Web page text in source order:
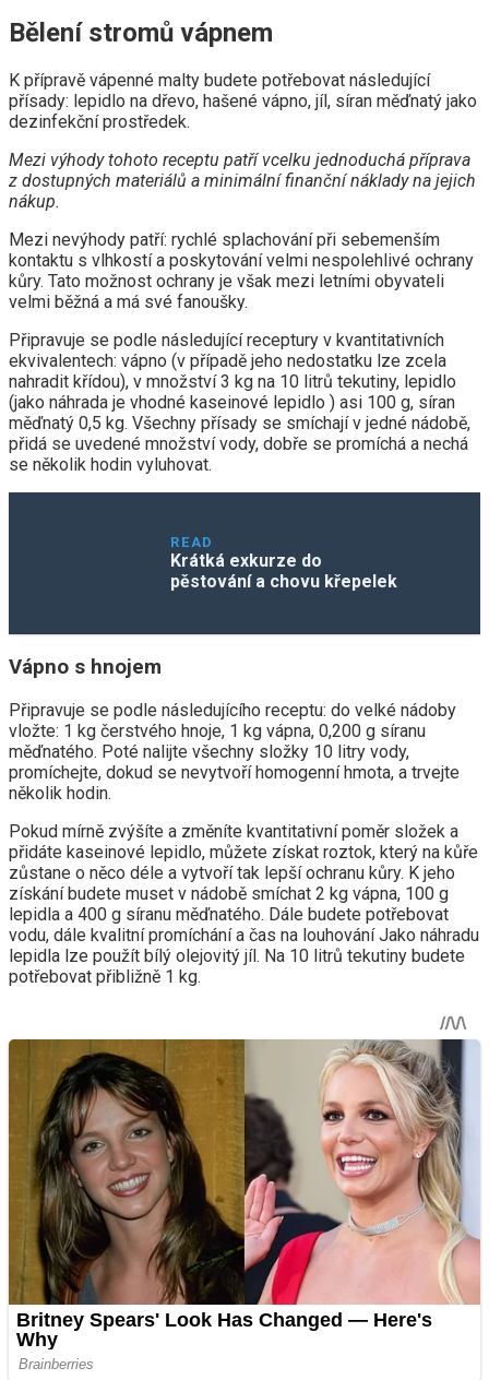
Bělení stromů vápnem
K přípravě vápenné malty budete potřebovat následující
přísady: lepidlo na dřevo, hašené vápno, jíl, síran měďnatý jako
dezinfekční prostředek.
Mezi výhody tohoto receptu patří vcelku jednoduchá příprava
z dostupných materiálů a minimální finanční náklady na jejich
nákup.
Mezi nevýhody patří: rychlé splachování při sebemenším
kontaktu s vlhkostí a poskytování velmi nespolehlivé ochrany
kůry. Tato možnost ochrany je však mezi letními obyvateli
velmi běžná a má své fanoušky.
Připravuje se podle následující receptury v kvantitativních
ekvivalentech: vápno (v případě jeho nedostatku lze zcela
nahradit křídou), v množství 3 kg na 10 litrů tekutiny, lepidlo
(jako náhrada je vhodné kaseinové lepidlo ) asi 100 g, síran
měďnatý 0,5 kg. Všechny přísady se smíchají v jedné nádobě,
přidá se uvedené množství vody, dobře se promíchá a nechá
se několik hodin vyluhovat.
READ
Krátká exkurze do
pěstování a chovu křepelek
Vápno s hnojem
Připravuje se podle následujícího receptu: do velké nádoby
vložte: 1 kg čerstvého hnoje, 1 kg vápna, 0,200 g síranu
měďnatého. Poté nalijte všechny složky 10 litry vody,
promíchejte, dokud se nevytvoří homogenní hmota, a trvejte
několik hodin.
Pokud mírně zvýšíte a změníte kvantitativní poměr složek a
přidáte kaseinové lepidlo, můžete získat roztok, který na kůře
zůstane o něco déle a vytvoří tak lepší ochranu kůry. K jeho
získání budete muset v nádobě smíchat 2 kg vápna, 100 g
lepidla a 400 g síranu měďnatého. Dále budete potřebovat
vodu, dále kvalitní promíchání a čas na louhování Jako náhradu
lepidla lze použít bílý olejovitý jíl. Na 10 litrů tekutiny budete
potřebovat přibližně 1 kg.